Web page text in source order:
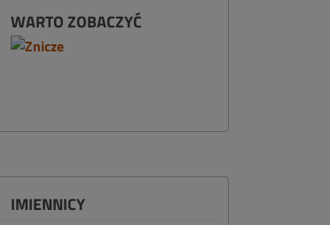
WARTO ZOBACZYĆ
IMIENNICY